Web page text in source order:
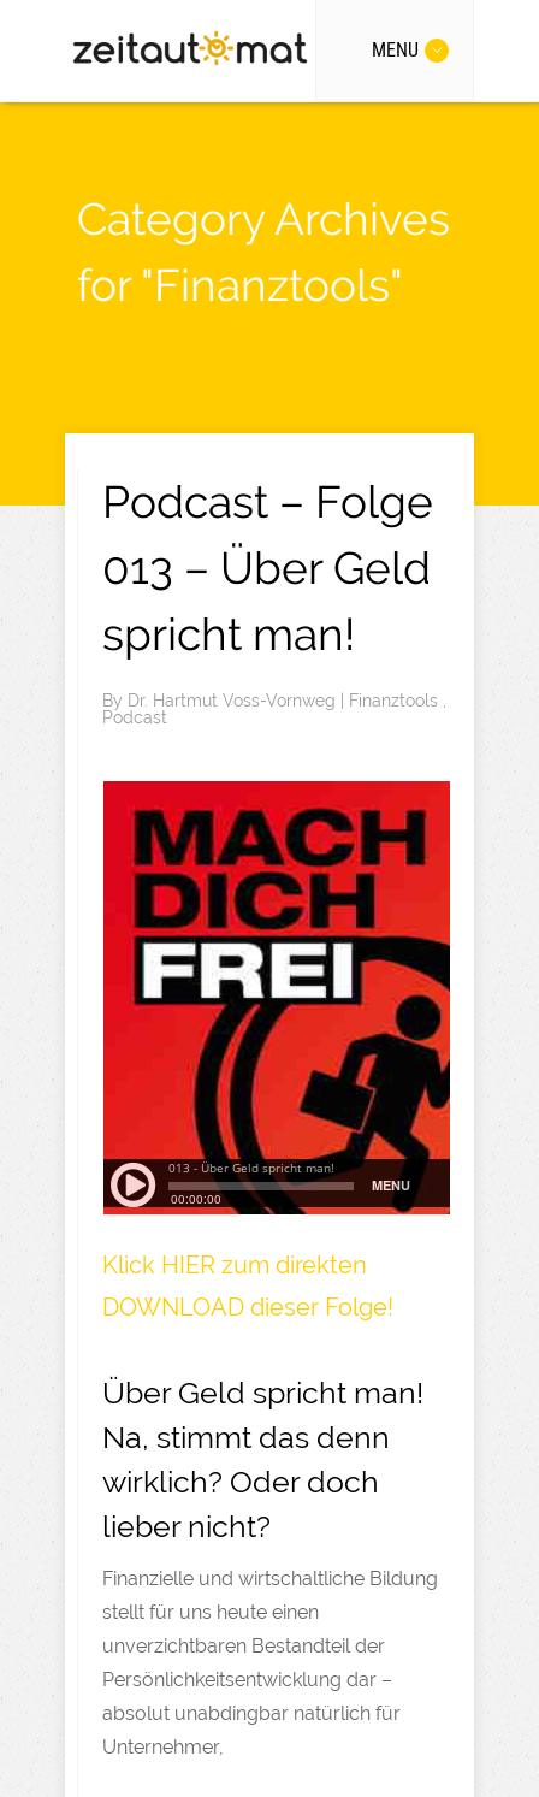
MENU
Category Archives
for "Finanztools"
Podcast – Folge
013 – Über Geld
spricht man!
By Dr. Hartmut Voss-Vornweg Finanztools
Podcast
Klick HIER zum direkten
DOWNLOAD dieser Folge!
Über Geld spricht man!
Na, stimmt das denn
wirklich? Oder doch
lieber nicht?
Finanzielle und wirtschaltliche Bildung
stellt für uns heute einen
unverzichtbaren Bestandteil der
Persönlichkeitsentwicklung dar –
absolut unabdingbar natürlich für
Unternehmer,